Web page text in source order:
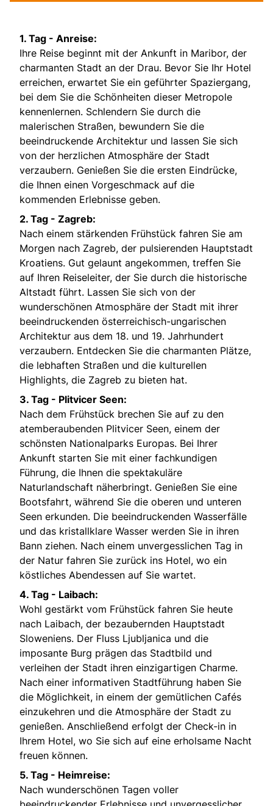
1. Tag - Anreise:
Ihre Reise beginnt mit der Ankunft in Maribor, der
charmanten Stadt an der Drau. Bevor Sie Ihr Hotel
erreichen, erwartet Sie ein geführter Spaziergang,
bei dem Sie die Schönheiten dieser Metropole
kennenlernen. Schlendern Sie durch die
malerischen Straßen, bewundern Sie die
beeindruckende Architektur und lassen Sie sich
von der herzlichen Atmosphäre der Stadt
verzaubern. Genießen Sie die ersten Eindrücke,
die Ihnen einen Vorgeschmack auf die
kommenden Erlebnisse geben.
2. Tag - Zagreb:
Nach einem stärkenden Frühstück fahren Sie am
Morgen nach Zagreb, der pulsierenden Hauptstadt
Kroatiens. Gut gelaunt angekommen, treffen Sie
auf Ihren Reiseleiter, der Sie durch die historische
Altstadt führt. Lassen Sie sich von der
wunderschönen Atmosphäre der Stadt mit ihrer
beeindruckenden österreichisch-ungarischen
Architektur aus dem 18. und 19. Jahrhundert
verzaubern. Entdecken Sie die charmanten Plätze,
die lebhaften Straßen und die kulturellen
Highlights, die Zagreb zu bieten hat.
3. Tag - Plitvicer Seen:
Nach dem Frühstück brechen Sie auf zu den
atemberaubenden Plitvicer Seen, einem der
schönsten Nationalparks Europas. Bei Ihrer
Ankunft starten Sie mit einer fachkundigen
Führung, die Ihnen die spektakuläre
Naturlandschaft näherbringt. Genießen Sie eine
Bootsfahrt, während Sie die oberen und unteren
Seen erkunden. Die beeindruckenden Wasserfälle
und das kristallklare Wasser werden Sie in ihren
Bann ziehen. Nach einem unvergesslichen Tag in
der Natur fahren Sie zurück ins Hotel, wo ein
köstliches Abendessen auf Sie wartet.
4. Tag - Laibach:
Wohl gestärkt vom Frühstück fahren Sie heute
nach Laibach, der bezaubernden Hauptstadt
Sloweniens. Der Fluss Ljubljanica und die
imposante Burg prägen das Stadtbild und
verleihen der Stadt ihren einzigartigen Charme.
Nach einer informativen Stadtführung haben Sie
die Möglichkeit, in einem der gemütlichen Cafés
einzukehren und die Atmosphäre der Stadt zu
genießen. Anschließend erfolgt der Check-in in
Ihrem Hotel, wo Sie sich auf eine erholsame Nacht
freuen können.
5. Tag - Heimreise:
Nach wunderschönen Tagen voller